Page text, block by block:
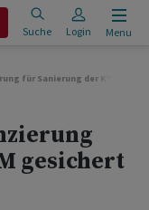
Suche Login Menu
für Sanierung der KTM
gesichert